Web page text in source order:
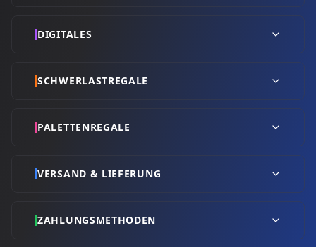
DIGITALES
SCHWERLASTREGALE
PALETTENREGALE
VERSAND & LIEFERUNG
ZAHLUNGSMETHODEN